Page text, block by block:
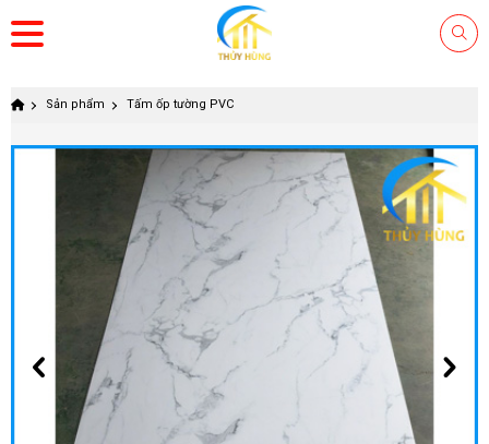
Sản phẩm Tấm ốp tường PVC